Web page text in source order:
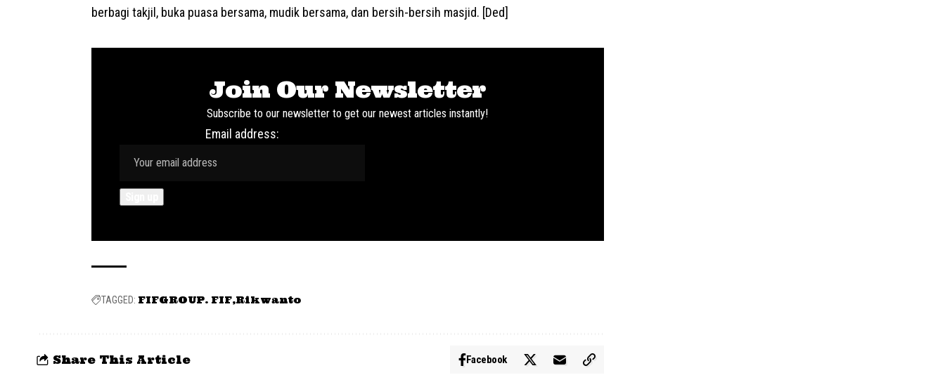
berbagi takjil, buka puasa bersama, mudik bersama, dan bersih-bersih masjid. [Ded]
Join Our Newsletter
Subscribe to our newsletter to get our newest articles instantly!
Email address:
TAGGED: FIFGROUP. FIF Rikwanto
Share This Article Facebook